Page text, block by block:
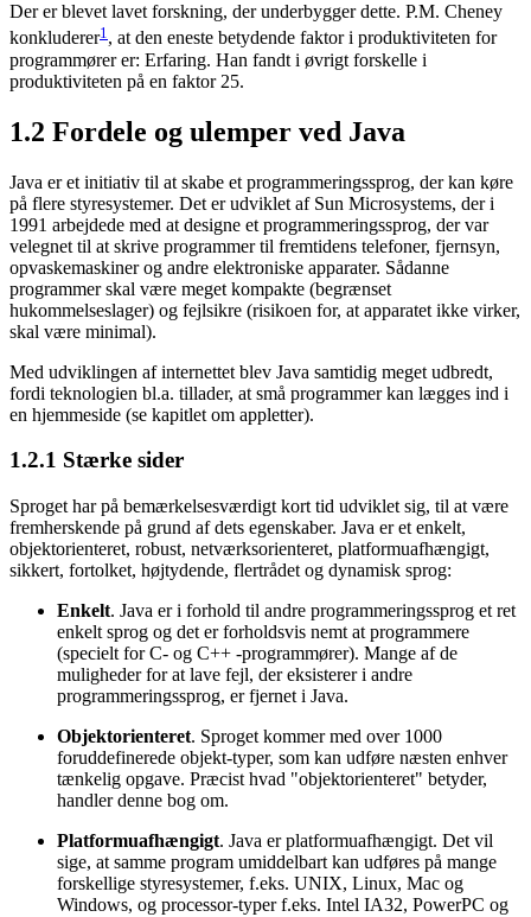
Der er blevet lavet forskning, der underbygger dette. P.M. Cheney
konkluderer1 , at den eneste betydende faktor i produktiviteten for
programmører er: Erfaring. Han fandt i øvrigt forskelle i
produktiviteten på en faktor 25.
1.2 Fordele og ulemper ved Java
Java er et initiativ til at skabe et programmeringssprog, der kan køre
på flere styresystemer. Det er udviklet af Sun Microsystems, der i
1991 arbejdede med at designe et programmeringssprog, der var
velegnet til at skrive programmer til fremtidens telefoner, fjernsyn,
opvaskemaskiner og andre elektroniske apparater. Sådanne
programmer skal være meget kompakte (begrænset
hukommelseslager) og fejlsikre (risikoen for, at apparatet ikke virker,
skal være minimal).
Med udviklingen af internettet blev Java samtidig meget udbredt,
fordi teknologien bl.a. tillader, at små programmer kan lægges ind i
en hjemmeside (se kapitlet om appletter).
1.2.1 Stærke sider
Sproget har på bemærkelsesværdigt kort tid udviklet sig, til at være
fremherskende på grund af dets egenskaber. Java er et enkelt,
objektorienteret, robust, netværksorienteret, platformuafhængigt,
sikkert, fortolket, højtydende, flertrådet og dynamisk sprog:
Enkelt. Java er i forhold til andre programmeringssprog et ret
enkelt sprog og det er forholdsvis nemt at programmere
(specielt for C- og C++ -programmører). Mange af de
muligheder for at lave fejl, der eksisterer i andre
programmeringssprog, er fjernet i Java.
Objektorienteret. Sproget kommer med over 1000
foruddefinerede objekt-typer, som kan udføre næsten enhver
tænkelig opgave. Præcist hvad "objektorienteret" betyder,
handler denne bog om.
Platformuafhængigt. Java er platformuafhængigt. Det vil
sige, at samme program umiddelbart kan udføres på mange
forskellige styresystemer, f.eks. UNIX, Linux, Mac og
Windows, og processor-typer f.eks. Intel IA32, PowerPC og